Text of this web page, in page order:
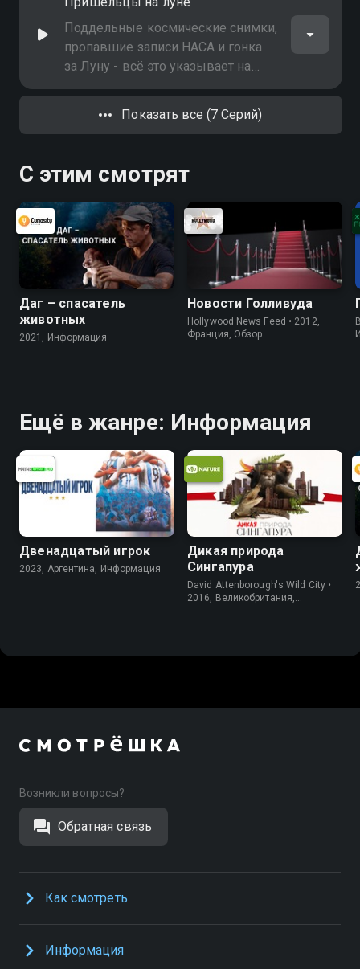
католическая церковь скрывала
свои знания о внеземной жизни
Поддельные космические снимки,
пропавшие записи НАСА и гонка
за Луну - всё это указывает на
одну весьма вероятную
возможность: инопланетная
жизнь существует, и наша
Показать все (7 Серий)
С этим смотрят
Даг – спасатель
животных
2021, Информация
Новости Голливуда
Hollywood News Feed • 2012,
Франция, Обзор
Ещё в жанре: Информация
Двенадцатый игрок
2023, Аргентина, Информация
Дикая природа
Сингапура
David Attenborough's Wild City •
2016, Великобритания,
Возникли вопросы?
Обратная связь
Как смотреть
Информация